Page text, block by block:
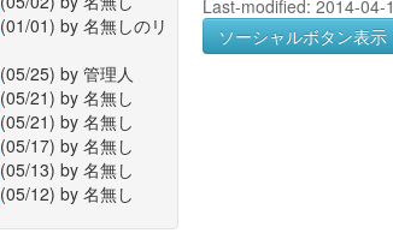
(01/01) by 名無しのリ
(05/25) by 管理人
(05/21) by 名無し
(05/21) by 名無し
(05/17) by 名無し
(05/13) by 名無し
(05/12) by 名無し
Last-modified: 2014-
ソーシャルボタン表示